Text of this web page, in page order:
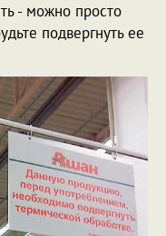
- можно просто
подвергнуть ее